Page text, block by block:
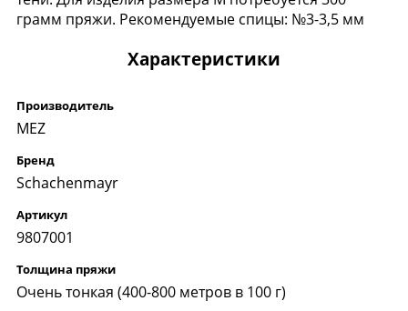
грамм пряжи. Рекомендуемые спицы: №3-3,5 мм
Характеристики
Производитель
MEZ
Бренд
Schachenmayr
Артикул
9807001
Толщина пряжи
Очень тонкая (400-800 метров в 100 г)